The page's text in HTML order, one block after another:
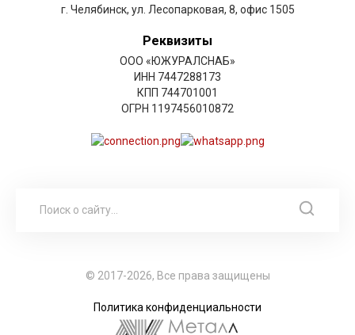
г. Челябинск, ул. Лесопарковая, 8, офис 1505
Реквизиты
ООО «ЮЖУРАЛСНАБ»
ИНН 7447288173
КПП 744701001
ОГРН 1197456010872
© 2017-2026, Все права защищены
Политика конфиденциальности